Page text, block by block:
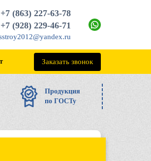
+7 (863) 227-63-78
+7 (928) 229-46-71
+7 (863) 227-63-78
Заказать звонок
Продукция
по ГОСТу